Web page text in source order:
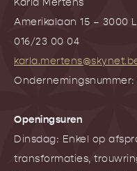
Amerikalaan 15 – 3000
016/23 00 04
Ondernemingsnummer:
Openingsuren
Dinsdag: Enkel op
transformaties,